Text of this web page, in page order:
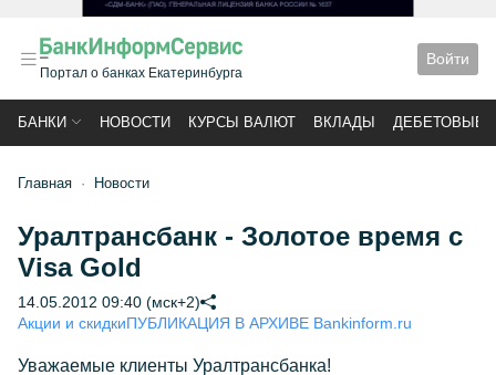
Портал о банках Екатеринбурга
Войти
БАНКИ НОВОСТИ КУРСЫ ВАЛЮТ ВКЛАДЫ ДЕБЕТОВЫЕ
Главная Новости
Уралтрансбанк - Золотое время с
Visa Gold
14.05.2012 09:40 (мск+2)
Акции и скидкиПУБЛИКАЦИЯ В АРХИВЕ Bankinform.ru
Уважаемые клиенты Уралтрансбанка!